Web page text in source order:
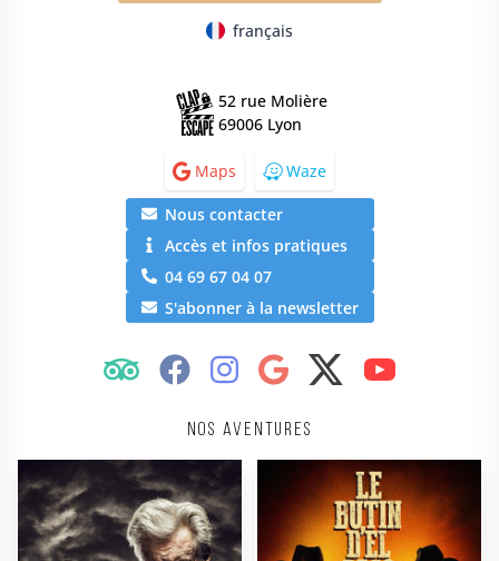
français
Nos aventures
52 rue Molière
69006 Lyon
Maps Waze
Nous contacter
Accès et infos pratiques
04 69 67 04 07
S'abonner à la newsletter